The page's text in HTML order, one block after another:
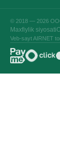
© 2018 — 2026
Maxfiylik siyosati
Veb-sayt AIRNET